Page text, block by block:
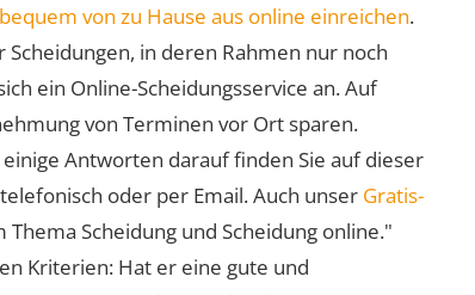
von zu Hause aus online einreichen.
in deren Rahmen nur noch
ein Online-Scheidungsservice an. Auf
von Terminen vor Ort sparen.
Antworten darauf finden Sie auf dieser
oder per Email. Auch unser Gratis-
Scheidung und Scheidung online."
Kriterien: Hat er eine gute und